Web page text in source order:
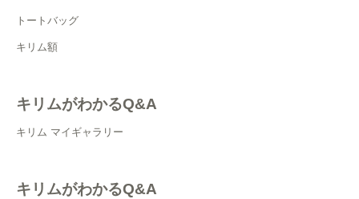
トートバッグ
キリム額
キリムがわかるQ&A
キリム マイギャラリー
キリムがわかるQ&A